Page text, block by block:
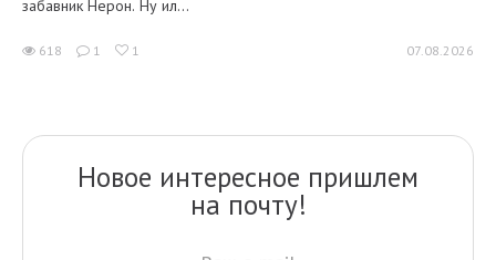
забавник Нерон. Ну ил...
618 1 1 07.08.2026
Новое интересное пришлем
на почту!